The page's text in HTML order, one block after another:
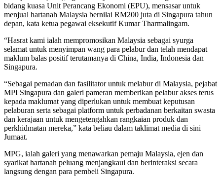
bidang kuasa Unit Perancang Ekonomi (EPU), mensasar untuk
menjual hartanah Malaysia bernilai RM200 juta di Singapura tahun
depan, kata ketua pegawai eksekutif Kumar Tharmalingam.
“Hasrat kami ialah mempromosikan Malaysia sebagai syurga
selamat untuk menyimpan wang para pelabur dan telah mendapat
maklum balas positif terutamanya di China, India, Indonesia dan
Singapura.
“Sebagai pemadan dan fasilitator untuk melabur di Malaysia, pejabat
MPI Singapura dan galeri pameran memberikan pelabur akses terus
kepada maklumat yang diperlukan untuk membuat keputusan
pelaburan serta sebagai platform untuk perbadanan berkaitan swasta
dan kerajaan untuk mengetengahkan rangkaian produk dan
perkhidmatan mereka,” kata beliau dalam taklimat media di sini
Jumaat.
MPG, ialah galeri yang menawarkan pemaju Malaysia, ejen dan
syarikat hartanah peluang menjangkaui dan berinteraksi secara
langsung dengan para pembeli Singapura.